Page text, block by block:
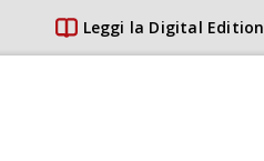
Leggi la Digital Edition